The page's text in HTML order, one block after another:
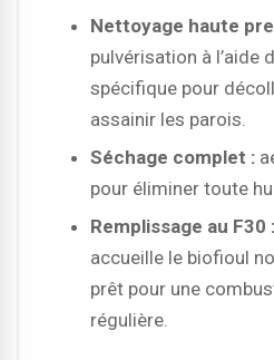
Nettoyage haute
pulvérisation à l’aide
spécifique pour
assainir les parois.
Séchage complet :
pour éliminer toute
Remplissage au F30 :
accueille le biofioul
prêt pour une
régulière.